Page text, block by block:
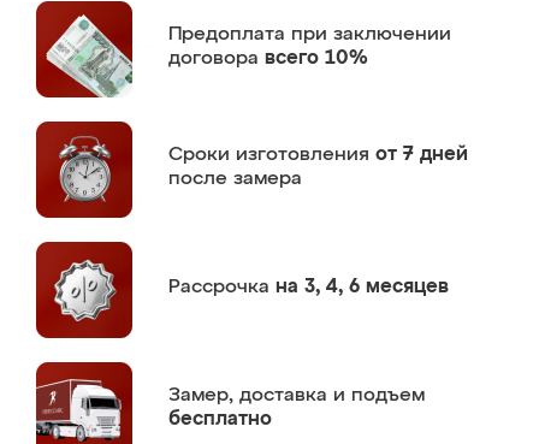
Предоплата при заключении
договора всего 10%
Сроки изготовления от 7 дней
после замера
Рассрочка на 3, 4, 6 месяцев
Замер, доставка и подъем
бесплатно